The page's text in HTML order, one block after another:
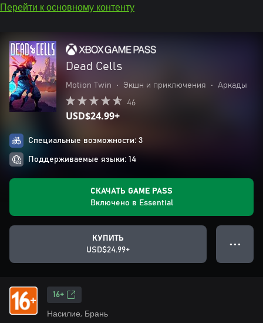
Перейти к основному контенту
Dead Cells
Motion Twin • Экшн и приключения • Аркады
46
USD$24.99+
Специальные возможности: 3
Поддерживаемые языки: 14
СКАЧАТЬ GAME PASS
Включено в Essential
КУПИТЬ
USD$24.99+
● ● ●
16+
Насилие, Брань